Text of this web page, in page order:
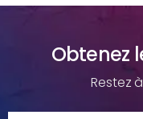
Obtenez
Restez